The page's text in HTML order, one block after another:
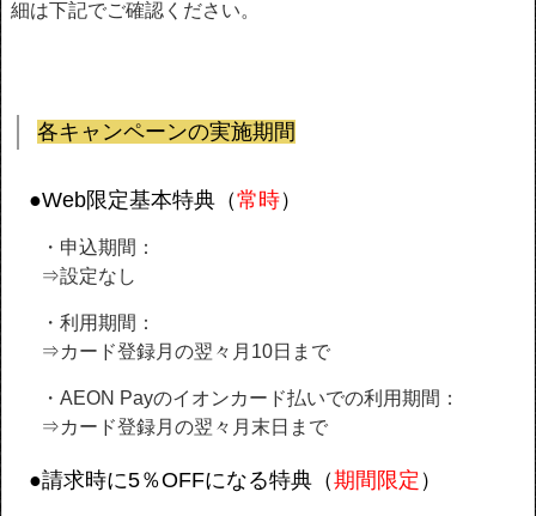
細は下記でご確認ください。
各キャンペーンの実施期間
●Web限定基本特典（常時）
・申込期間：
⇒設定なし
・利用期間：
⇒カード登録月の翌々月10日まで
・AEON Payのイオンカード払いでの利用期間：
⇒カード登録月の翌々月末日まで
●請求時に5％OFFになる特典（期間限定 ）